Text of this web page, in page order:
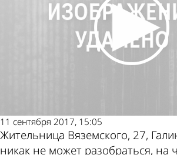
11 сентября 2017, 15:05
Жительница Вяземского, 27,
никак не может разобраться, на
теме
Пензе